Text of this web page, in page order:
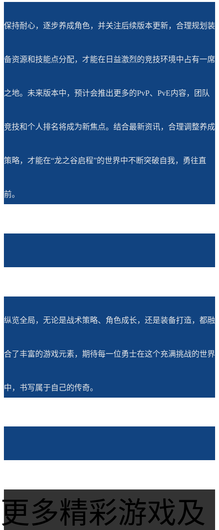
保持耐心，逐步养成角色，并关注后续版本更新，合理规划装
备资源和技能点分配，才能在日益激烈的竞技环境中占有一席
之地。未来版本中，预计会推出更多的PvP、PvE内容，团队
竞技和个人排名将成为新焦点。结合最新资讯，合理调整养成
策略，才能在“龙之谷启程”的世界中不断突破自我，勇往直
前。
纵览全局，无论是战术策略、角色成长，还是装备打造，都融
合了丰富的游戏元素，期待每一位勇士在这个充满挑战的世界
中，书写属于自己的传奇。
更多精彩游戏及